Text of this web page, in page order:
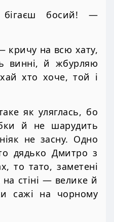
босий! —
кричу на всю хату,
винні, й жбурляю
хто хоче, той і
як уляглась, бо
й не шарудить
не засну. Одно
дядько Дмитро з
то тато, заметені
на стіні — велике й
сажі на чорному